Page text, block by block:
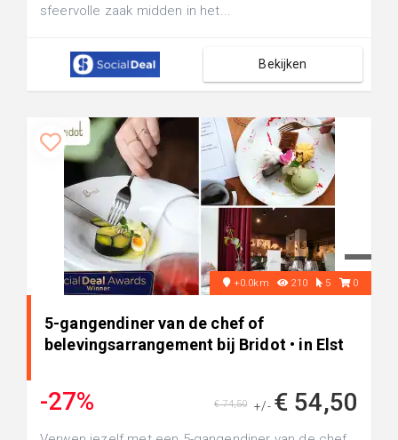
sfeervolle zaak midden in het...
Bekijken
+0.0km 210 5 0
5-gangendiner van de chef of
belevingsarrangement bij Bridot • in Elst
-27% +/- € 54,50
€ 74,50